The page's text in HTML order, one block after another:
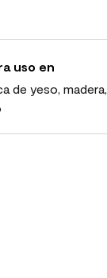
uso en
de yeso, madera,